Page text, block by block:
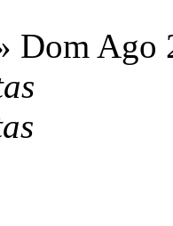
Dom Ago